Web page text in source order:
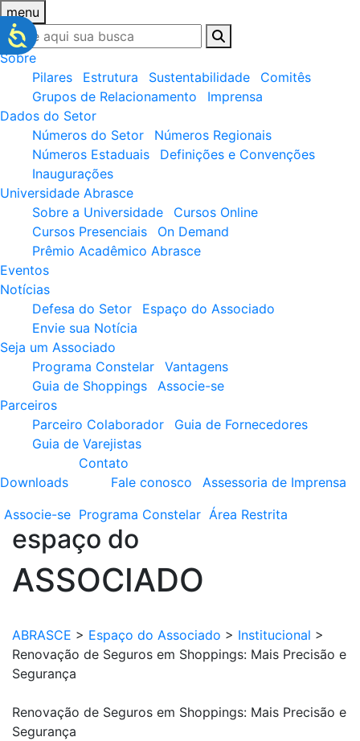
menu
Sobre
Pilares
Estrutura Sustentabilidade
Comitês
Grupos de Relacionamento
Imprensa
Dados do Setor
Números do Setor
Números Regionais
Números Estaduais
Definições e Convenções
Inaugurações
Universidade Abrasce
Sobre a Universidade
Cursos Online
Cursos Presenciais
On Demand
Prêmio Acadêmico Abrasce
Eventos
Notícias
Defesa do Setor
Espaço do Associado
Envie sua Notícia
Seja um Associado
Programa Constelar
Vantagens
Guia de Shoppings
Associe-se
Parceiros
Parceiro Colaborador
Guia de Fornecedores
Guia de Varejistas
Downloads
Contato
Fale conosco
Assessoria de Imprensa
Associe-se Programa Constelar Área Restrita
espaço do
ASSOCIADO
ABRASCE > Espaço do Associado > Institucional >
Renovação de Seguros em Shoppings: Mais Precisão e
Segurança
Renovação de Seguros em Shoppings: Mais Precisão e
Segurança